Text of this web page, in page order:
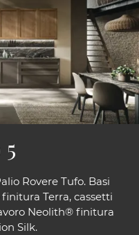
Rovere Tufo. Basi
Terra, cassetti
Neolith® finitura
Silk.